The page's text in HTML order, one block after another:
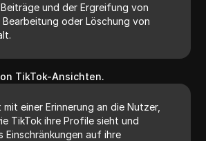
und der Ergreifung von
Bearbeitung oder Löschung von
TikTok-Ansichten.
einer Erinnerung an die Nutzer,
TikTok ihre Profile sieht und
Einschränkungen auf ihre